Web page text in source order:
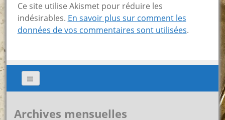
Ce site utilise Akismet pour réduire les
indésirables. En savoir plus sur comment les
données de vos commentaires sont utilisées.
Archives mensuelles